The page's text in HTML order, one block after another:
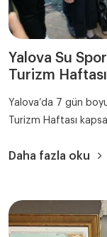
Yalova Su
Turizm
Yalova’da 7 gün
Turizm Haftası
Daha fazla oku